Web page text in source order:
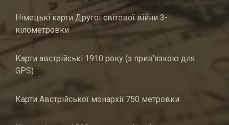
Німецькі карти Другої світової війни 3-
кілометровки
Карти австрійські 1910 року (з прив’язкою для
GPS)
Карти Австрійської монархії 750 метровки